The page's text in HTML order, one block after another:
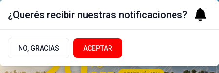
¿Querés recibir nuestras notificaciones?
NO, GRACIAS ACEPTAR